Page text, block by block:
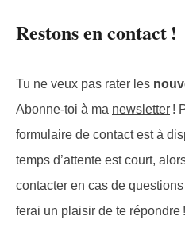
Restons en contact !
Tu ne veux pas rater les
Abonne-toi à ma newsletter !
formulaire de contact est à
temps d’attente est court,
contacter en cas de
ferai un plaisir de te répondre !